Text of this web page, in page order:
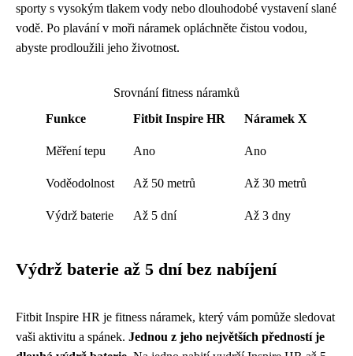
sporty s vysokým tlakem vody nebo dlouhodobé vystavení slané
vodě. Po plavání v moři náramek opláchněte čistou vodou,
abyste prodloužili jeho životnost.
Srovnání fitness náramků
Funkce
Fitbit Inspire HR Náramek X
Měření tepu Ano Ano
Voděodolnost Až 50 metrů Až 30 metrů
Výdrž baterie Až 5 dní Až 3 dny
Výdrž baterie až 5 dní bez nabíjení
Fitbit Inspire HR je fitness náramek, který vám pomůže sledovat
vaši aktivitu a spánek. Jednou z jeho největších předností je